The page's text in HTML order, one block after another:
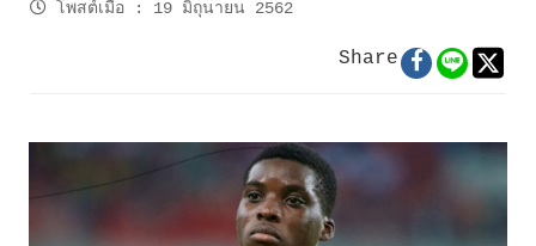
โพสต์เมื่อ : 19 มิถุนายน 2562
Share